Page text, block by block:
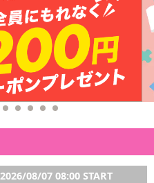
2026/08/07 08:00 START